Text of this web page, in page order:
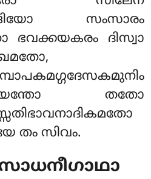
സംസാരം
ദിസ്വാ
തതോ
തം സിവം.